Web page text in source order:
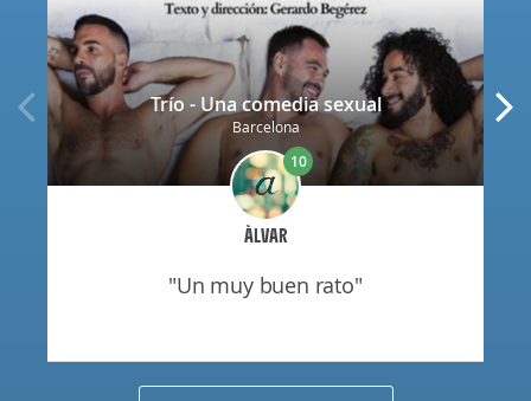
Trío - Una comedia sexual
Barcelona
ÀLVAR
10
"un muy buen rato"